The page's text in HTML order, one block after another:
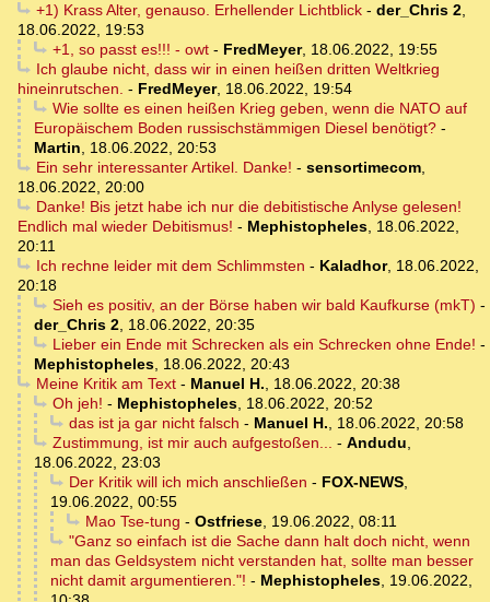
+1) Krass Alter, genauso. Erhellender Lichtblick- der_Chris 2,
18.06.2022, 19:53
+1, so passt es!!! - owt- FredMeyer, 18.06.2022, 19:55
Ich glaube nicht, dass wir in einen heißen dritten Weltkrieg
hineinrutschen. - FredMeyer, 18.06.2022, 19:54
Wie sollte es einen heißen Krieg geben, wenn die NATO auf
Europäischem Boden russischstämmigen Diesel benötigt? -
Martin, 18.06.2022, 20:53
Ein sehr interessanter Artikel. Danke! - sensortimecom,
18.06.2022, 20:00
Danke! Bis jetzt habe ich nur die debitistische Anlyse gelesen!
Endlich mal wieder Debitismus! - Mephistopheles, 18.06.2022,
20:11
Ich rechne leider mit dem Schlimmsten - Kaladhor, 18.06.2022,
20:18
Sieh es positiv, an der Börse haben wir bald Kaufkurse (mkT) -
der_Chris 2, 18.06.2022, 20:35
Lieber ein Ende mit Schrecken als ein Schrecken ohne Ende! -
Mephistopheles, 18.06.2022, 20:43
Meine Kritik am Text- Manuel H., 18.06.2022, 20:38
Oh jeh! - Mephistopheles, 18.06.2022, 20:52
das ist ja gar nicht falsch - Manuel H., 18.06.2022, 20:58
Zustimmung, ist mir auch aufgestoßen... - Andudu,
18.06.2022, 23:03
Der Kritik will ich mich anschließen - FOX-NEWS,
19.06.2022, 00:55
Mao Tse-tung - Ostfriese, 19.06.2022, 08:11
"Ganz so einfach ist die Sache dann halt doch nicht, wenn
man das Geldsystem nicht verstanden hat, sollte man besser
nicht damit argumentieren."! - Mephistopheles, 19.06.2022,